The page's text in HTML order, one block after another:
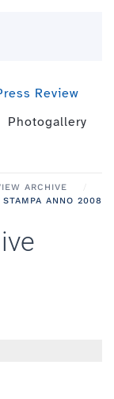
Review
Photogallery
ARCHIVE
STAMPA ANNO 2008